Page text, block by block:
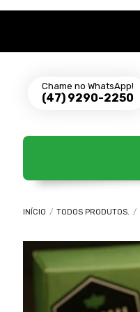
Chame no WhatsApp!
(47) 9290-2250
INÍCIO / TODOS PRODUTOS. /